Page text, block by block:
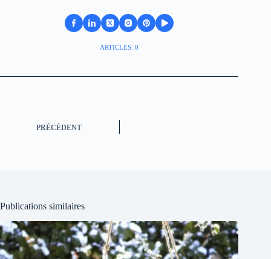
ARTICLES: 0
PRÉCÉDENT
Publications similaires